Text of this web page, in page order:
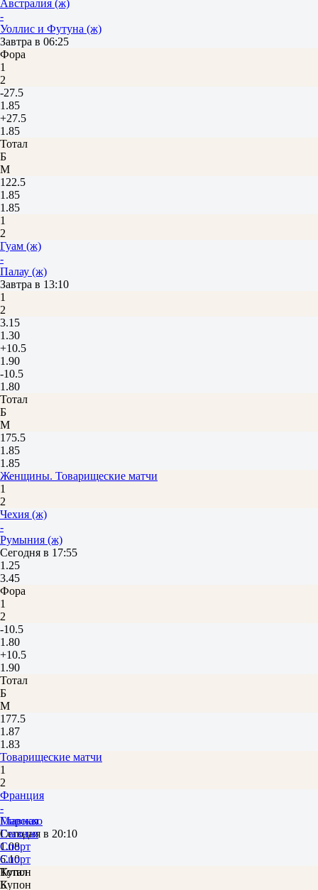
Австралия (ж)
-
Уоллис и Футуна (ж)
Завтра в 06:25
Фора
1
2
-27.5
1.85
+27.5
1.85
Тотал
Б
М
122.5
1.85
1.85
1
2
Гуам (ж)
-
Палау (ж)
Завтра в 13:10
1
2
3.15
1.30
+10.5
1.90
-10.5
1.80
Тотал
Б
М
175.5
1.85
1.85
Женщины. Товарищеские матчи
1
2
Чехия (ж)
-
Румыния (ж)
Сегодня в 17:55
1.25
3.45
Фора
1
2
-10.5
1.80
+10.5
1.90
Тотал
Б
М
177.5
1.87
1.83
Товарищеские матчи
1
2
Франция
-
Марокко
Сегодня в 20:10
1.08
6.10
Тотал
Б
Главная
Главная
Спорт
Спорт
Купон
Купон